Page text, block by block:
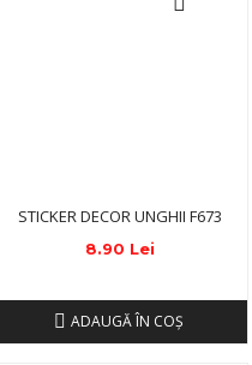
STICKER DECOR UNGHII F673
8.90 Lei
ADAUGĂ ÎN COŞ